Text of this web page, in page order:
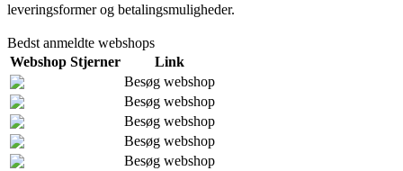
leveringsformer og betalingsmuligheder.
Bedst anmeldte webshops
Webshop Stjerner
Link
Besøg webshop
Besøg webshop
Besøg webshop
Besøg webshop
Besøg webshop